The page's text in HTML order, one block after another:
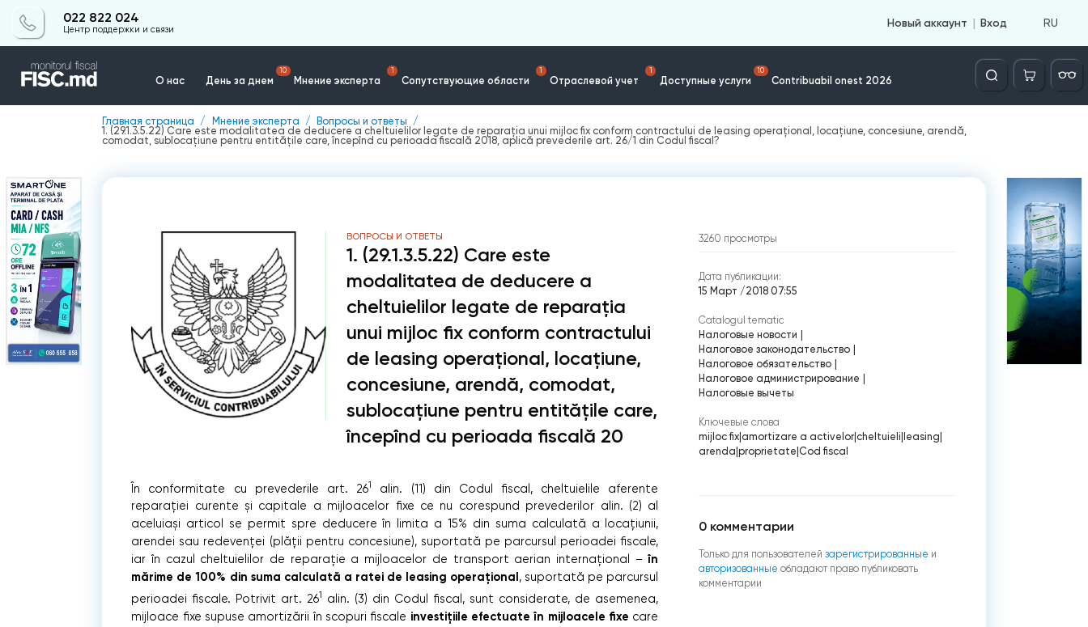
022 822 024
Центр поддержки и связи
Новый аккаунт Вход RU
О нас День за днем
10
Мнение эксперта
1
Сопутствующие области
1
Отраслевой учет
1
Доступные услуги
10
Contribuabil onest 2026
Контакты
Căutare
Главная страница Мнение эксперта
Вопросы и ответы
1. (29.1.3.5.22) Care este modalitatea de deducere a cheltuielilor legate de reparația unui mijloc fix conform contractului de leasing operațional, locațiune, concesiune, arendă,
comodat, sublocațiune pentru entitățile care, începînd cu perioada fiscală 2018, aplică prevederile art. 26/1 din Codul fiscal?
ВОПРОСЫ И ОТВЕТЫ
1. (29.1.3.5.22) Care este
modalitatea de deducere a
cheltuielilor legate de reparația
unui mijloc fix conform contractului
de leasing operațional, locațiune,
concesiune, arendă, comodat,
sublocațiune pentru entitățile care,
începînd cu perioada fiscală 20
În conformitate cu prevederile art. 261
alin. (11) din Codul fiscal, cheltuielile aferente
reparației curente și capitale a mijloacelor fixe ce nu corespund prevederilor alin. (2) al
aceluiași articol se permit spre deducere în limita a 15% din suma calculată a locațiunii,
arendei sau redevenței (plății pentru concesiune), suportată pe parcursul perioadei fiscale,
iar în cazul cheltuielilor de reparație a mijloacelor de transport aerian internațional –în
mărime de 100% din suma calculată a ratei de leasing operațional , suportată pe parcursul
perioadei fiscale. Potrivit art. 261 alin. (3) din Codul fiscal, sunt considerate, de asemenea,
mijloace fixe supuse amortizării în scopuri fiscale investițiile efectuate în mijloacele fixe care
3260 просмотры
Дата публикации:
15 Март /2018 07:55
Catalogul tematic
Налоговые новости
Налоговое законодательство
Налоговое обязательство
Налоговое администрирование
Налоговые вычеты
Ключевые слова
mijloc fix| amortizare a activelor| cheltuieli leasing
arenda proprietate Cod fiscal
0 комментарии
Только для пользователей зарегистрированные и
авторизованные обладают право публиковать
комментарии